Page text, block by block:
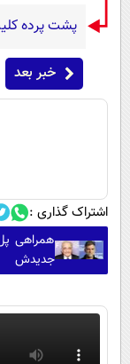
پشت پرده
خبر بعد
اشتراک گذاری :
همراهی
جدیدش